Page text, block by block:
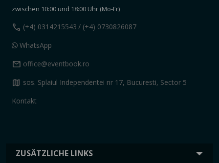
ZUSÄTZLICHE LINKS
zwischen 10:00 und 18:00 Uhr (Mo-Fr)
call (+4) 0314215543 / (+4) 0730826087
WhatsApp
mail office@eventbook.ro
map sos. Splaiul Independentei nr 17, Bucuresti, Sector 5
Kontakt